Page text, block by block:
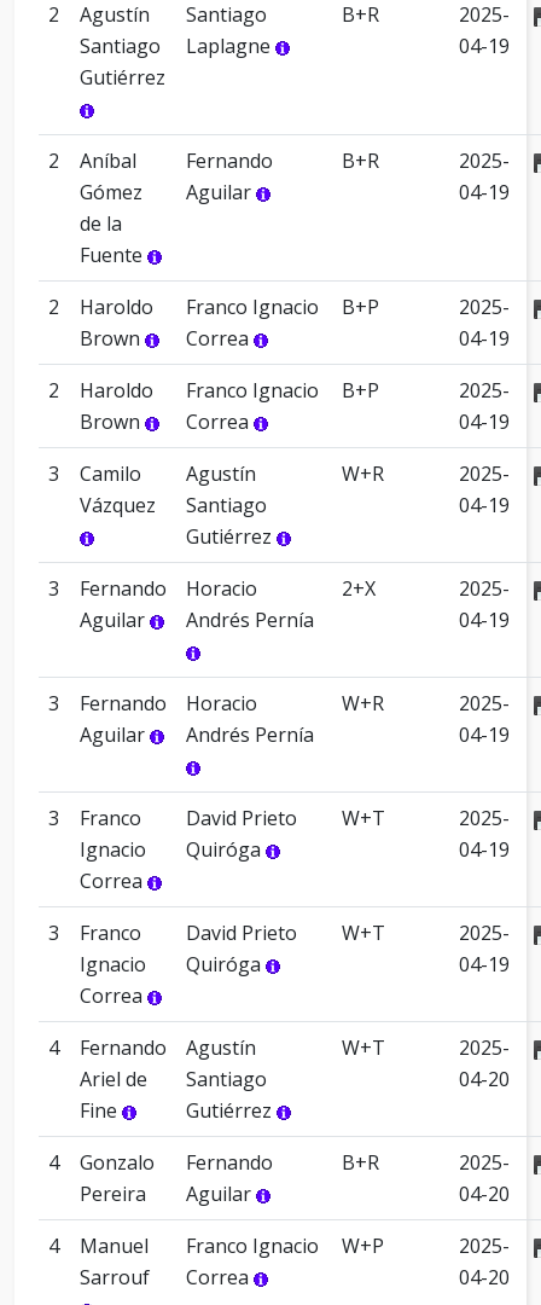
2
Agustín
Santiago
Gutiérrez
Santiago
Laplagne
B+R
2025-
04-19
2
Aníbal
Gómez
de la
Fuente
Fernando
Aguilar
B+R
2025-
04-19
2
Haroldo
Brown
Franco Ignacio
Correa
B+P
2025-
04-19
2
Haroldo
Brown
Franco Ignacio
Correa
B+P
2025-
04-19
3
Camilo
Vázquez
Agustín
Santiago
Gutiérrez
W+R
2025-
04-19
3
Fernando
Aguilar
Horacio
Andrés Pernía
2+X
2025-
04-19
3
Fernando
Aguilar
Horacio
Andrés Pernía
W+R
2025-
04-19
3
Franco
Ignacio
Correa
David Prieto
Quiróga
W+T
2025-
04-19
3
Franco
Ignacio
Correa
David Prieto
Quiróga
W+T
2025-
04-19
4
Fernando
Ariel de
Fine
Agustín
Santiago
Gutiérrez
W+T
2025-
04-20
4
Gonzalo
Pereira
Fernando
Aguilar
B+R
2025-
04-20
4
Manuel
Sarrouf
Franco Ignacio
Correa
W+P
2025-
04-20